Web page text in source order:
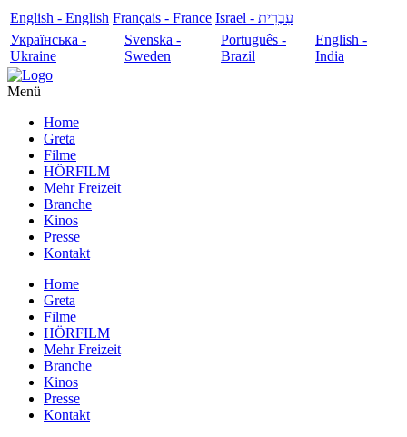
English - English Français - France
עִבְרִית - Israel
Українська -
Ukraine
Svenska -
Sweden
Português -
Brazil
English -
India
Menü
Home
Greta
Filme
HÖRFILM
Mehr Freizeit
Branche
Kinos
Presse
Kontakt
Home
Greta
Filme
HÖRFILM
Mehr Freizeit
Branche
Kinos
Presse
Kontakt